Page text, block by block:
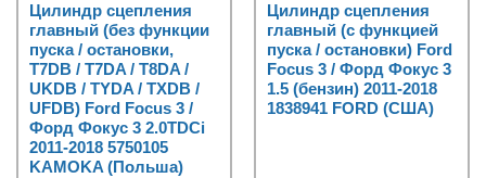
Цилиндр сцепления
главный (без функции
пуска / остановки,
T7DB / T7DA / T8DA /
UKDB / TYDA / TXDB /
UFDB) Ford Focus 3 /
Форд Фокус 3 2.0TDCi
2011-2018 5750105
KAMOKA (Польша)
Цилиндр сцепления
главный (с функцией
пуска / остановки) Ford
Focus 3 / Форд Фокус 3
1.5 (бензин) 2011-2018
1838941 FORD (США)